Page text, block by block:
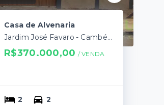
Casa de Alvenaria
Jardim José Favaro - Cambé/PR
R$370.000,00 / VENDA
2
2